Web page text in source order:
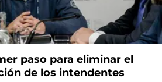
paso para eliminar el
de los intendentes